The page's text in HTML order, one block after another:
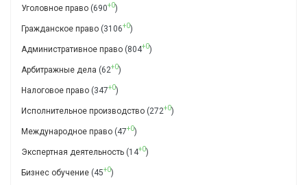
Уголовное право (690+0)
Гражданское право (3106+0)
Административное право (804+0)
Арбитражные дела (62+0)
Налоговое право (347+0)
Исполнительное производство (272+0)
Международное право (47+0)
Экспертная деятельность (14+0)
Бизнес обучение (45+0)